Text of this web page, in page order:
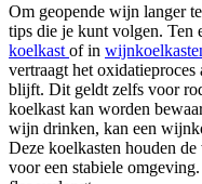
Om geopende wijn langer
tips die je kunt volgen. Ten
koelkast of in
vertraagt het
blijft. Dit geldt zelfs voor
koelkast kan worden
wijn drinken, kan een
Deze koelkasten houden
voor een stabiele